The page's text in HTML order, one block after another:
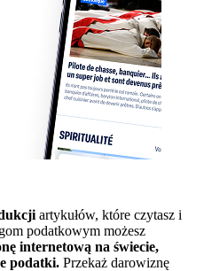
artykułów, które czytasz i
podatkowym możesz
internetową na świecie,
podatki. Przekaż darowiznę